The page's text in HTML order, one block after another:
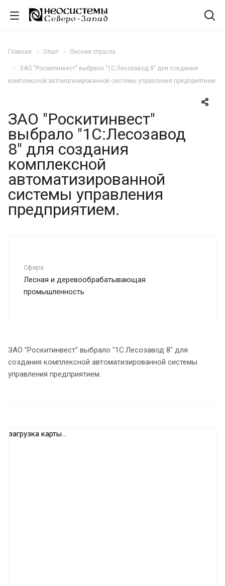
Главная Опыт Лесная отрасль
ЗАО "Роскитинвест" выбрало "1С:Лесозавод 8" для создания
комплексной автоматизированной системы управления предприятием.
ЗАО "Роскитинвест"
выбрало "1С:Лесозавод
8" для создания
комплексной
автоматизированной
системы управления
предприятием.
Сфера
Лесная и деревообрабатывающая
промышленность
ЗАО "Роскитинвест" выбрало "1С:Лесозавод 8" для
создания комплексной автоматизированной системы
управления предприятием.
загрузка карты...